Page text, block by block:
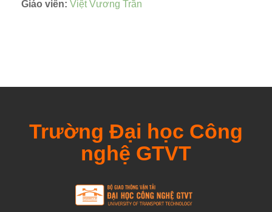
Giáo viên: Việt Vương Trần
Trường Đại học Công
nghệ GTVT